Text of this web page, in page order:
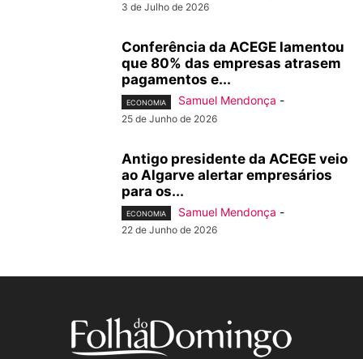
3 de Julho de 2026
Conferência da ACEGE lamentou
que 80% das empresas atrasem
pagamentos e...
ECONOMIA Samuel Mendonça -
25 de Junho de 2026
Antigo presidente da ACEGE veio
ao Algarve alertar empresários
para os...
ECONOMIA Samuel Mendonça -
22 de Junho de 2026